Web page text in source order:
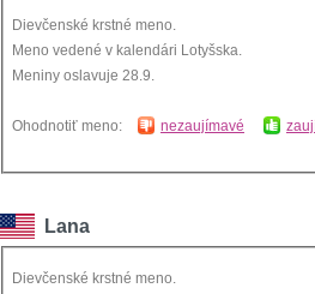
Dievčenské krstné meno.
Meno vedené v kalendári Lotyšska.
Meniny oslavuje 28.9.
Ohodnotiť meno: nezaujímavé
Lana
Dievčenské krstné meno.